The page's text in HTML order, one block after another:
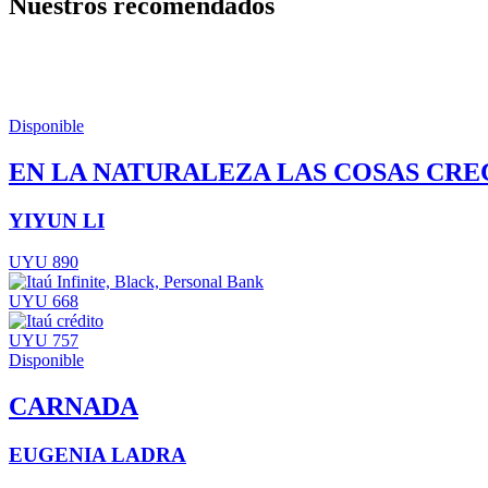
Disponible
EN LA NATURALEZA LAS COSAS
YIYUN LI
UYU 890
UYU 668
UYU 757
Disponible
CARNADA
EUGENIA LADRA